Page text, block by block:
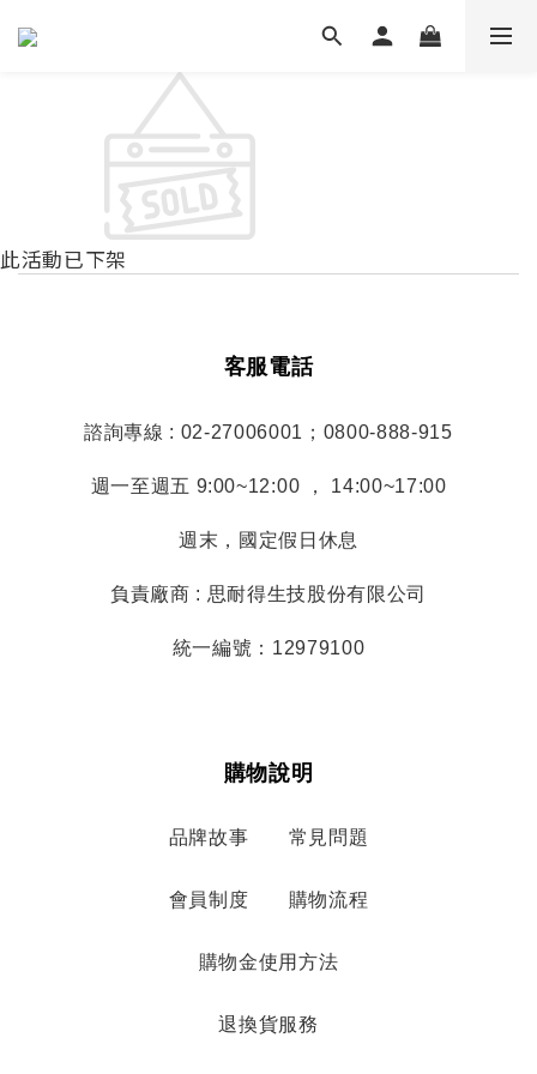
此活動已下架
客服電話
諮詢專線 : 02-27006001；0800-888-915
週一至週五 9:00~12:00 ， 14:00~17:00
週末，國定假日休息
負責廠商 : 思耐得生技股份有限公司
統一編號：12979100
購物說明
品牌故事 常見問題
會員制度 購物流程
購物金使用方法
退換貨服務